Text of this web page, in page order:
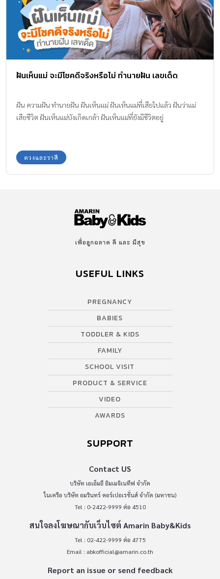
ฝันเห็นแม่ จะมีโชคดีจริงหรือไม่ ทำนายฝัน เลขเด็ด
ฝัน ความฝัน ทำนายฝัน ฝันเห็นแม่ ฝันเห็นแม่ที่เสียไปแล้ว ฝันว่าแม่
เสียชีวิต ฝันเห็นแม่บังเกิดเกล้า ฝันเห็นแม่ที่ยังมีชีวิตอยู่
ดวงและราศี
เพื่อลูกฉลาด ดี และ มีสุข
USEFUL LINKS
PREGNANCY
BABIES
TODDLER & KIDS
FAMILY
SCHOOL VISIT
PRODUCT & SERVICE
VIDEO
AWARDS
SUPPORT
Contact US
บริษัท เอเอ็มอี อิมเมจิเนทีฟ จำกัด
ในเครือ บริษัท อมรินทร์ คอร์เปอเรชั่นส์ จำกัด (มหาชน)
Tel : 0-2422-9999 ต่อ 4510
สนใจลงโฆษณากับเว็บไซต์ Amarin Baby&Kids
Tel : 02-422-9999 ต่อ 4775
Email : abkofficial@amarin.co.th
Report an issue or send feedback